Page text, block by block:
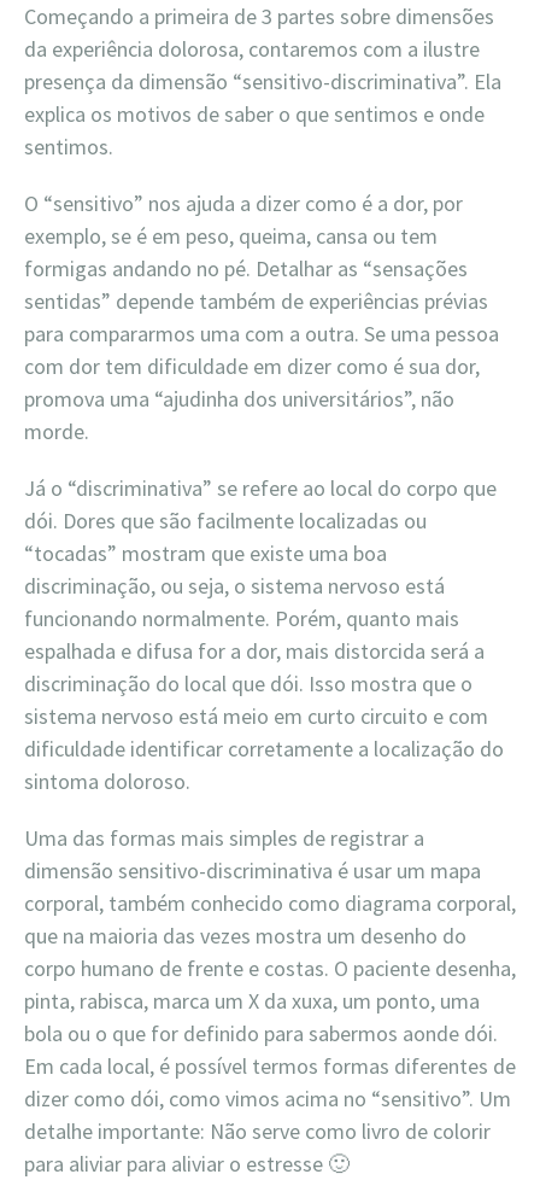
Começando a primeira de 3 partes sobre dimensões
da experiência dolorosa, contaremos com a ilustre
presença da dimensão “sensitivo-discriminativa”. Ela
explica os motivos de saber o que sentimos e onde
sentimos.
O “sensitivo” nos ajuda a dizer como é a dor, por
exemplo, se é em peso, queima, cansa ou tem
formigas andando no pé. Detalhar as “sensações
sentidas” depende também de experiências prévias
para compararmos uma com a outra. Se uma pessoa
com dor tem dificuldade em dizer como é sua dor,
promova uma “ajudinha dos universitários”, não
morde.
Já o “discriminativa” se refere ao local do corpo que
dói. Dores que são facilmente localizadas ou
“tocadas” mostram que existe uma boa
discriminação, ou seja, o sistema nervoso está
funcionando normalmente. Porém, quanto mais
espalhada e difusa for a dor, mais distorcida será a
discriminação do local que dói. Isso mostra que o
sistema nervoso está meio em curto circuito e com
dificuldade identificar corretamente a localização do
sintoma doloroso.
Uma das formas mais simples de registrar a
dimensão sensitivo-discriminativa é usar um mapa
corporal, também conhecido como diagrama corporal,
que na maioria das vezes mostra um desenho do
corpo humano de frente e costas. O paciente desenha,
pinta, rabisca, marca um X da xuxa, um ponto, uma
bola ou o que for definido para sabermos aonde dói.
Em cada local, é possível termos formas diferentes de
dizer como dói, como vimos acima no “sensitivo”. Um
detalhe importante: Não serve como livro de colorir
para aliviar para aliviar o estresse 🙂